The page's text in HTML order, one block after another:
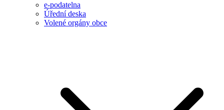
e-podatelna
Úřední deska
Volené orgány obce